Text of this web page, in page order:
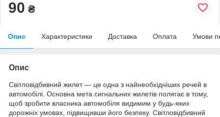
90 ₴
Опис Характеристики Доставка Оплата Умови
Опис
Світловідбивний жилет — це одна з найнеобхідніших речей в
автомобілі. Основна мета сигнальних жилетів полягає в тому,
щоб зробити власника автомобіля видимим у будь-яких
дорожніх умовах, підвищивши його безпеку. Світловідбивний